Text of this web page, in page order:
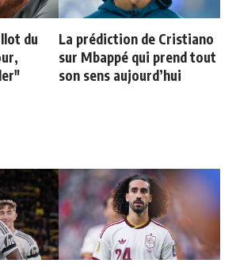
du
La prédiction de Cristiano
sur Mbappé qui prend tout
son sens aujourd’hui